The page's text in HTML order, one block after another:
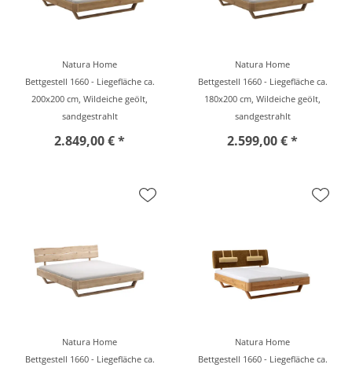
Natura Home
Bettgestell 1660 - Liegefläche ca.
200x200 cm, Wildeiche geölt,
sandgestrahlt
2.849,00 € *
Natura Home
Bettgestell 1660 - Liegefläche ca.
180x200 cm, Wildeiche geölt,
sandgestrahlt
2.599,00 € *
Natura Home
Bettgestell 1660 - Liegefläche ca.
Natura Home
Bettgestell 1660 - Liegefläche ca.